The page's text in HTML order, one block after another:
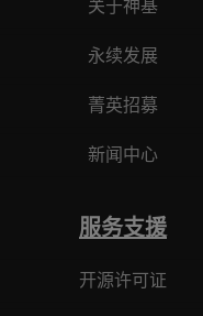
关于神基
永续发展
菁英招募
新闻中心
服务支援
开源许可证